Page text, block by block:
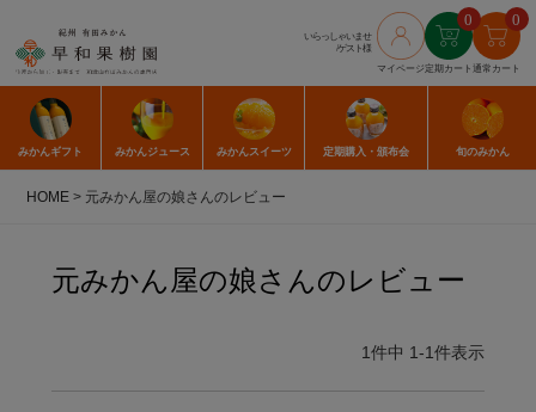
いらっしゃいませ
/ゲスト様
マイページ
0
定期カート
0
通常カート
みかんギフト みかんジュース みかんスイーツ 定期購入 ・頒布会 旬のみかん
HOME 元みかん屋の娘さんのレビュー
元みかん屋の娘さんのレビュー
1件中 1-1件表示